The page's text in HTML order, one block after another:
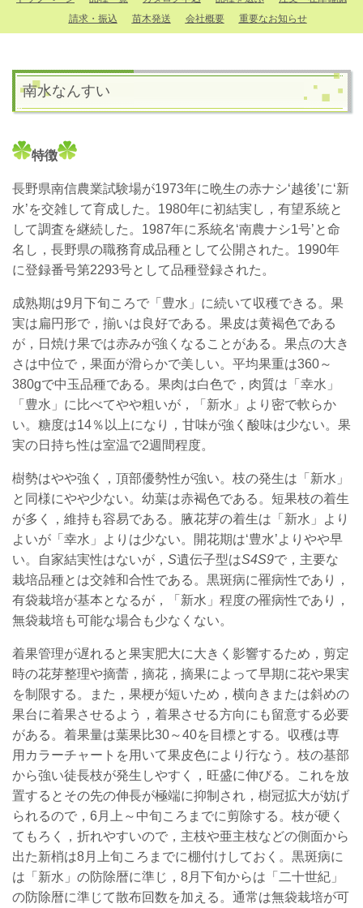
請求・振込
苗木発送 会社概要 重要なお知らせ
南水なんすい
特徴
長野県南信農業試験場が1973年に晩生の赤ナシ‘越後’に‘新
水’を交雑して育成した。1980年に初結実し，有望系統と
して調査を継続した。1987年に系統名‘南農ナシ1号’と命
名し，長野県の職務育成品種として公開された。1990年
に登録番号第2293号として品種登録された。
成熟期は9月下旬ころで「 豊水」に続いて収穫できる。果
実は扁円形で，揃いは良好である。果皮は黄褐色である
が，日焼け果では赤みが強くなることがある。果点の大き
さは中位で，果面が滑らかで美しい。平均果重は360～
380gで中玉品種である。果肉は白色で，肉質は「幸水」
「豊水」に比べてやや粗いが，「新水」より密で軟らか
い。糖度は14％以上になり，甘味が強く酸味は少ない。果
実の日持ち性は室温で2週間程度。
樹勢はやや強く，頂部優勢性が強い。枝の発生は「新水」
と同様にやや少ない。幼葉は赤褐色である。短果枝の着生
が多く，維持も容易である。腋花芽の着生は「新水」より
よいが「幸水」よりは少ない。開花期は‘豊水’よりやや早
い。自家結実性はないが， S遺伝子型はS4S9で，主要な
栽培品種とは交雑和合性である。黒斑病に罹病性であり，
有袋栽培が基本となるが，「新水」程度の罹病性であり，
無袋栽培も可能な場合も少なくない。
着果管理が遅れると果実肥大に大きく影響するため，剪定
時の花芽整理や摘蕾，摘花，摘果によって早期に花や果実
を制限する。また，果梗が短いため，横向きまたは斜めの
果台に着果させるよう，着果させる方向にも留意する必要
がある。着果量は葉果比30～40を目標とする。収穫は専
用カラーチャートを用いて果皮色により行なう。枝の基部
から強い徒長枝が発生しやすく，旺盛に伸びる。これを放
置するとその先の伸長が極端に抑制され，樹冠拡大が妨げ
られるので，6月上～中旬ころまでに剪除する。枝が硬く
てもろく，折れやすいので，主枝や亜主枝などの側面から
出た新梢は8月上旬ころまでに棚付けしておく。黒斑病に
は「新水」の防除暦に準じ，8月下旬からは「二十世紀」
の防除暦に準じて散布回数を加える。通常は無袋栽培が可